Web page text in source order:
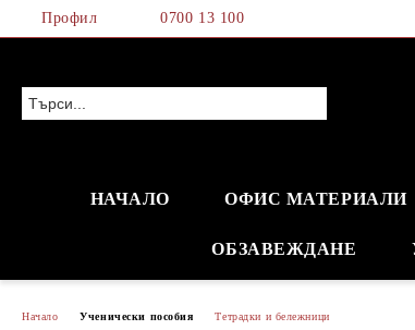
Профил 0700 13 100
НАЧАЛО ОФИС МАТЕРИАЛИ
ОБЗАВЕЖДАНЕ
Начало Ученически пособия Тетрадки и бележници